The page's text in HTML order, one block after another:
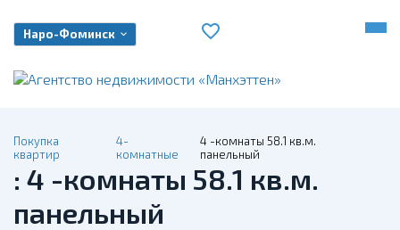
Наро-Фоминск
Покупка
квартир
4-
комнатные
4 -комнаты 58.1 кв.м.
панельный
: 4 -комнаты 58.1 кв.м.
панельный